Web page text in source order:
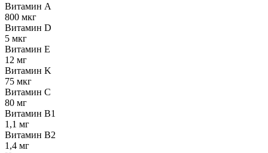
Витамин А
800 мкг
Витамин D
5 мкг
Витамин Е
12 мг
Витамин K
75 мкг
Витамин C
80 мг
Витамин B1
1,1 мг
Витамин B2
1,4 мг